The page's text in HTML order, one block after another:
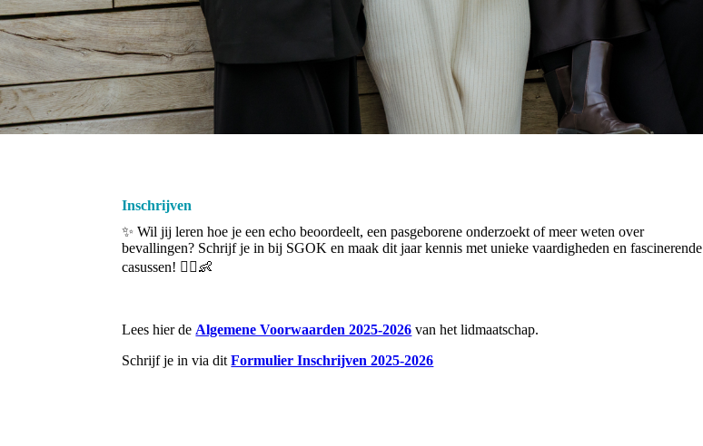
Inschrijven
✨ Wil jij leren hoe je een echo beoordeelt, een pasgeborene onderzoekt of meer weten over
bevallingen? Schrijf je in bij SGOK en maak dit jaar kennis met unieke vaardigheden en fascinerende
casussen! 👩‍⚕️👶
Lees hier de Algemene Voorwaarden 2025-2026 van het lidmaatschap.
Schrijf je in via dit Formulier Inschrijven 2025-2026